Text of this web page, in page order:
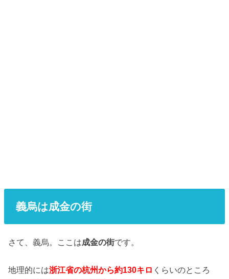
義烏は成金の街
さて、義烏。ここは成金の街です。
地理的には浙江省の杭州から約130キロ くらいのところ